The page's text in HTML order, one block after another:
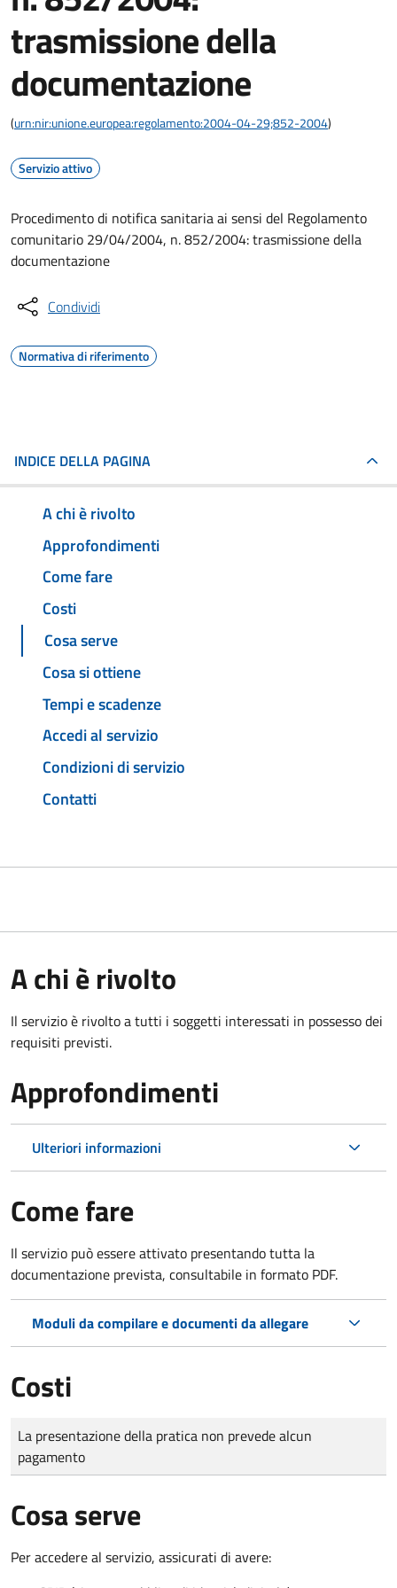
trasmissione della
documentazione
(urn:nir:unione.europea:regolamento:2004-04-29;852-2004)
Servizio attivo
Procedimento di notifica sanitaria ai sensi del Regolamento
comunitario 29/04/2004, n. 852/2004: trasmissione della
documentazione
Condividi
Normativa di riferimento
INDICE DELLA PAGINA
A chi è rivolto
Approfondimenti
Come fare
Costi
Cosa serve
Cosa si ottiene
Tempi e scadenze
Accedi al servizio
Condizioni di servizio
Contatti
A chi è rivolto
Il servizio è rivolto a tutti i soggetti interessati in possesso dei
requisiti previsti.
Approfondimenti
Ulteriori informazioni
Come fare
Il servizio può essere attivato presentando tutta la
documentazione prevista, consultabile in formato PDF.
Moduli da compilare e documenti da allegare
Costi
Tipo di pagamento
Importo
La presentazione della pratica non prevede alcun
pagamento
Cosa serve
Per accedere al servizio, assicurati di avere: